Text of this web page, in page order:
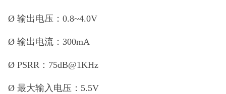
Ø 输出电压： 0.8~4.0V
Ø 输出电流： 300mA
Ø PSRR：75dB@1KHz
Ø 最大输入电压： 5.5V